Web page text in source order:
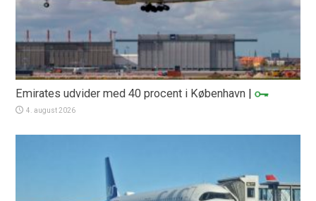
Emirates udvider med 40 procent i København |
4. august 2026